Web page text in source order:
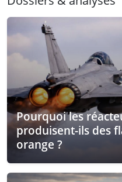
Pourquoi les
produisent-ils des
orange ?